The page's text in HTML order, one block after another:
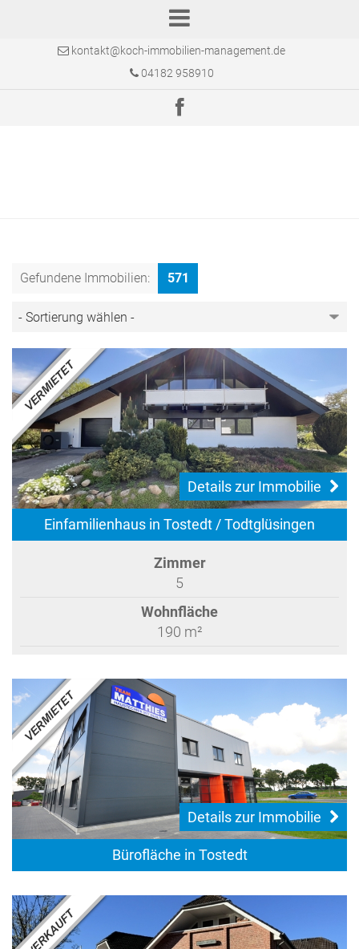
kontakt@koch-immobilien-management.de
04182 958910
Gefundene Immobilien: 571
Details zur Immobilie
Einfamilienhaus in Tostedt / Todtglüsingen
Zimmer
5
Wohnfläche
190 m²
Details zur Immobilie
Bürofläche in Tostedt